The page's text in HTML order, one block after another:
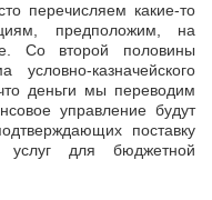
перечисляем какие-то
предположим, на
Со второй половины
казначейского
деньги мы переводим
управление будут
поставку
услуг для бюджетной